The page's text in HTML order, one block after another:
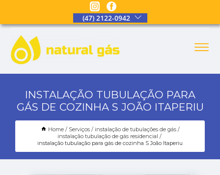
(47) 2122-0942
INSTALAÇÃO TUBULAÇÃO PARA
GÁS DE COZINHA S JOÃO ITAPERIU
Home Serviços
instalação de tubulações de gás
instalação tubulação de gás residencial
instalação tubulação para gás de cozinha S João Itaperiu